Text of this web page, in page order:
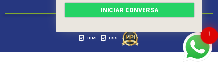
Copyright © Ferroleto. (Lei 9610 de 19/02/1998)
HTML CSS
1
INICIAR CONVERSA